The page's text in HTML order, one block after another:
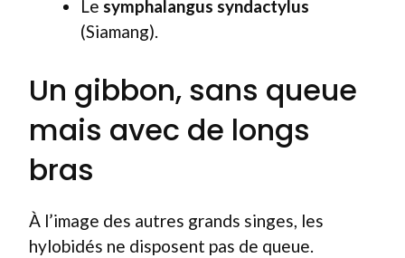
Le symphalangus syndactylus
(Siamang).
Un gibbon, sans queue
mais avec de longs
bras
À l’image des autres grands singes, les
hylobidés ne disposent pas de queue.